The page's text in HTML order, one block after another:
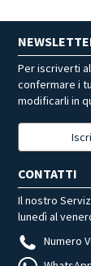
Per iscriverti
confermare i
modificarli in
CONTATTI
Il nostro
lunedì al
Numero